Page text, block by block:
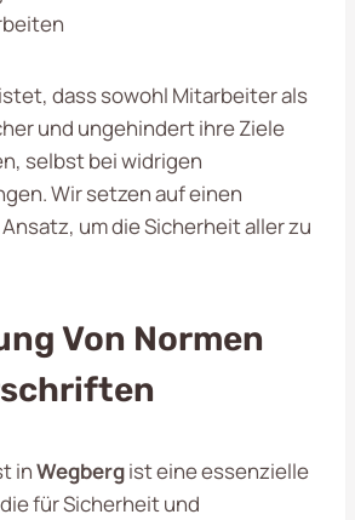
dass sowohl Mitarbeiter als
und ungehindert ihre Ziele
selbst bei widrigen
Wir setzen auf einen
um die Sicherheit aller zu
Von Normen
inWegbergist eine essenzielle
für Sicherheit und